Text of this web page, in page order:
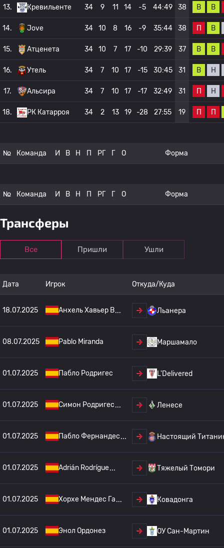
13. Кревильенте 34 9 11 14 -5 44:49 38 В В
14. Jove 34 10 8 16 -9 35:44 38 П В
15. Атценета 34 10 7 17 -10 29:39 37 В В
16. Утель 34 7 10 17 -15 30:45 31 В Н
17. Альсира 34 7 10 17 -17 32:49 31 П Н
18. РК Катарроя 34 2 13 19 -28 27:55 19 П П
№ Команда И В Н П РГ Г О Форма
№ Команда И В Н П РГ Г О Форма
Трансферы
Все Пришли Ушли
Дата Игрок Откуда/Куда
18.07.2025 Анхель Хавьер В Льанера
08.07.2025 Pablo Miranda Маршамало
01.07.2025 Пабло Родригес L'Delivered
01.07.2025 Симон Родригес Ленесе
01.07.2025 Пабло Фернандес Настоящий
01.07.2025 Adrián Rodrígue Тяжелый Томори
01.07.2025 Хорхе Мендес Га Ковадонга
01.07.2025 Энол Ордонез ОУ Сан-Мартин